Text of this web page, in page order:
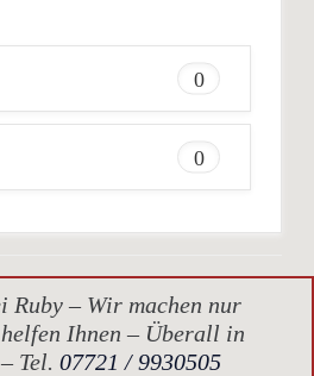
0
0
Ruby – Wir machen nur
Ihnen – Überall in
Tel. 07721 / 9930505